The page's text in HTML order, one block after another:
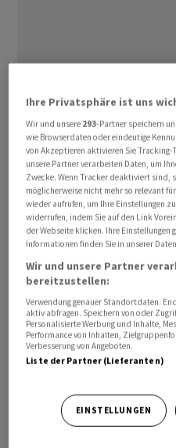
Kurz vor dem Wochenende
der Gewinne vom Vortag
verwiesen auf die jüngste
Internationalen
Notierungen belastet.
Wachstum der Nachfrage
so stark ausfallen wie ein
Auf Wochensicht haben
verändert. Gestützt
Sorge einer Eskalation der
hält trotz internationaler
Militäroffensive auf die
abgeriegelten
Ihre Privatsphäre ist uns
Wir und unsere 293-Partner speichern
wie Browserdaten oder eindeutige
von Akzeptieren aktivieren Sie Tracking-
unsere Partner verarbeiten Daten, um
Zwecke. Wenn Tracker deaktiviert sind,
möglicherweise nicht mehr so relevant
wieder aufrufen, um Ihre Einstellungen
widerrufen, indem Sie auf den Link
der Webseite klicken. Ihre Einstellungen
Informationen finden Sie in unserer
Wir und unsere Partner
bereitzustellen:
Verwendung genauer Standortdaten.
aktiv abfragen. Speichern von oder
Personalisierte Werbung und Inhalte,
Performance von Inhalten,
Verbesserung von Angeboten.
Liste der Partner (Lieferanten)
EINSTELLUNGEN